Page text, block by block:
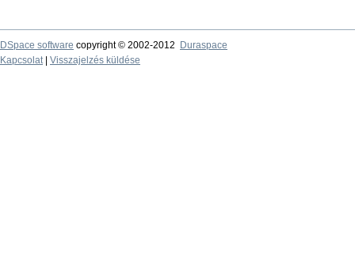
DSpace software copyright © 2002-2012
Duraspace
Kapcsolat| Visszajelzés küldése